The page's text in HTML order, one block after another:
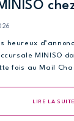
heureux
MINISO
fois au Mail
LIRE LA SUITE